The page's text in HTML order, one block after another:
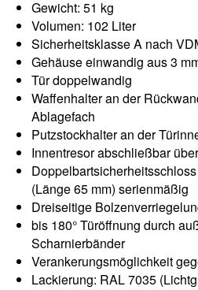
Gewicht: 51 kg
Volumen: 102 Liter
Sicherheitsklasse A nach
Gehäuse einwandig aus 3
Tür doppelwandig
Waffenhalter an der
Ablagefach
Putzstockhalter an der
Innentresor abschließbar
(Länge 65 mm) serienmäßig
Dreiseitige
bis 180° Türöffnung durch
Scharnierbänder
Verankerungsmöglichkeit
Lackierung: RAL 7035